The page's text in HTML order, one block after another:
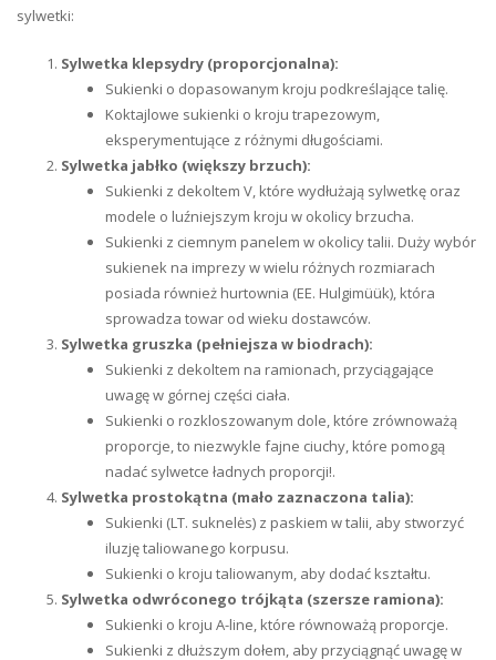
sylwetki:
Sylwetka klepsydry (proporcjonalna):
Sukienki o dopasowanym kroju podkreślające talię.
Koktajlowe sukienki o kroju trapezowym,
eksperymentujące z różnymi długościami.
Sylwetka jabłko (większy brzuch):
Sukienki z dekoltem V, które wydłużają sylwetkę oraz
modele o luźniejszym kroju w okolicy brzucha.
Sukienki z ciemnym panelem w okolicy talii. Duży wybór
sukienek na imprezy w wielu różnych rozmiarach
posiada również hurtownia (EE. Hulgimüük), która
sprowadza towar od wieku dostawców.
Sylwetka gruszka (pełniejsza w biodrach):
Sukienki z dekoltem na ramionach, przyciągające
uwagę w górnej części ciała.
Sukienki o rozkloszowanym dole, które zrównoważą
proporcje, to niezwykle fajne ciuchy, które pomogą
nadać sylwetce ładnych proporcji!.
Sylwetka prostokątna (mało zaznaczona talia):
Sukienki (LT. suknelės) z paskiem w talii, aby stworzyć
iluzję taliowanego korpusu.
Sukienki o kroju taliowanym, aby dodać kształtu.
Sylwetka odwróconego trójkąta (szersze ramiona):
Sukienki o kroju A-line, które równoważą proporcje.
Sukienki z dłuższym dołem, aby przyciągnąć uwagę w